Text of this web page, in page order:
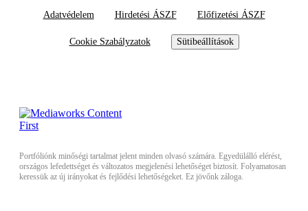
Adatvédelem Hirdetési ÁSZF Előfizetési ÁSZF
Cookie Szabályzatok Sütibeállítások
Portfóliónk minőségi tartalmat jelent minden olvasó számára. Egyedülálló elérést,
országos lefedettséget és változatos megjelenési lehetőséget biztosít. Folyamatosan
keressük az új irányokat és fejlődési lehetőségeket. Ez jövőnk záloga.